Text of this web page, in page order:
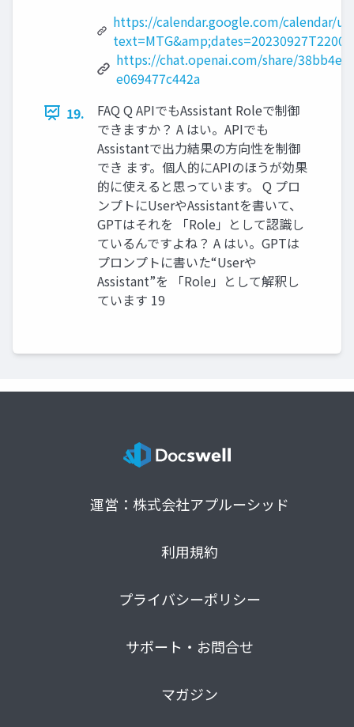
https://calendar.google.com/calendar/
https://chat.openai.com/share/
e069477c442a
19.
FAQ Q APIでもAssistant Roleで制御
できますか？ A はい。APIでも
Assistantで出力結果の方向性を制御
でき ます。個人的にAPIのほうが効果
的に使えると思っています。 Q プロ
ンプトにUserやAssistantを書いて、
GPTはそれを 「Role」として認識し
ているんですよね？ A はい。GPTは
プロンプトに書いた“Userや
Assistant”を 「Role」として解釈し
ています 19
運営：株式会社アプルーシッド
利用規約
プライバシーポリシー
サポート・お問合せ
マガジン